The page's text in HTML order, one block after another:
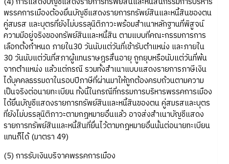
พรรคการเมืองต้องยื่นบัญชีแสดงรายการทรัพย์สินและหนี้สินของตน
คู่สมรส และบุตรที่ยังไม่บรรลุนิติภาวะพร้อมสำเนาหลักฐานที่พิสูจน์
ความมีอยู่จริงของทรัพย์สินและหนี้สิน ตามแบบที่คณะกรรมการการ
เลือกตั้งกำหนด ภายใน30 วันนับแต่วันที่เข้ารับตำแหน่ง และภายใน
30 วันนับแต่วันที่สภาผู้แทนราษฎรสิ้นอายุ ถูกยุบหรือนับแต่วันที่พ้น
จากตำแหน่ง แล้วแต่กรณี รวมทั้งสำเนาแบบแสดงรายการภาษีเงิน
ได้บุคคลธรรมดาในรอบปีภาษีที่ผ่านมาให้ถูกต้องครบถ้วนตามความ
เป็นจริงต่อนายทะเบียน ทั้งนี้ในกรณีที่กรรมการบริหารพรรคการเมือง
ได้ยื่นบัญชีแสดงรายการทรัพย์สินและหนี้สินของตน คู่สมรสและบุตร
ที่ยังไม่บรรลุนิติภาวะตามกฎหมายอื่นแล้ว อาจส่งสำเนาบัญชีแสดง
รายการทรัพย์สินและหนี้สินที่ยื่นไว้ตามกฎหมายอื่นนั้นต่อนายทะเบียน
แทนก็ได้ (มาตรา 49)
(5) การรับเงินบริจาคพรรคการเมือง